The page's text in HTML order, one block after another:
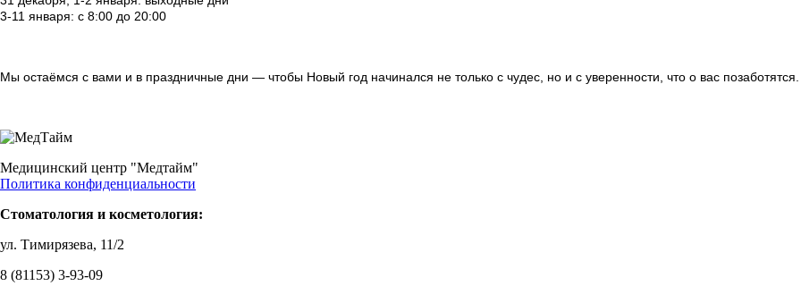
3-11 января: с 8:00 до 20:00
Мы остаёмся с вами и в праздничные дни — чтобы Новый год начинался не только с чудес, но и с уверенности, что о вас позаботятся.
Медицинский центр "Медтайм"
Политика конфиденциальности
Стоматология и косметология:
ул. Тимирязева, 11/2
8 (81153) 3-93-09